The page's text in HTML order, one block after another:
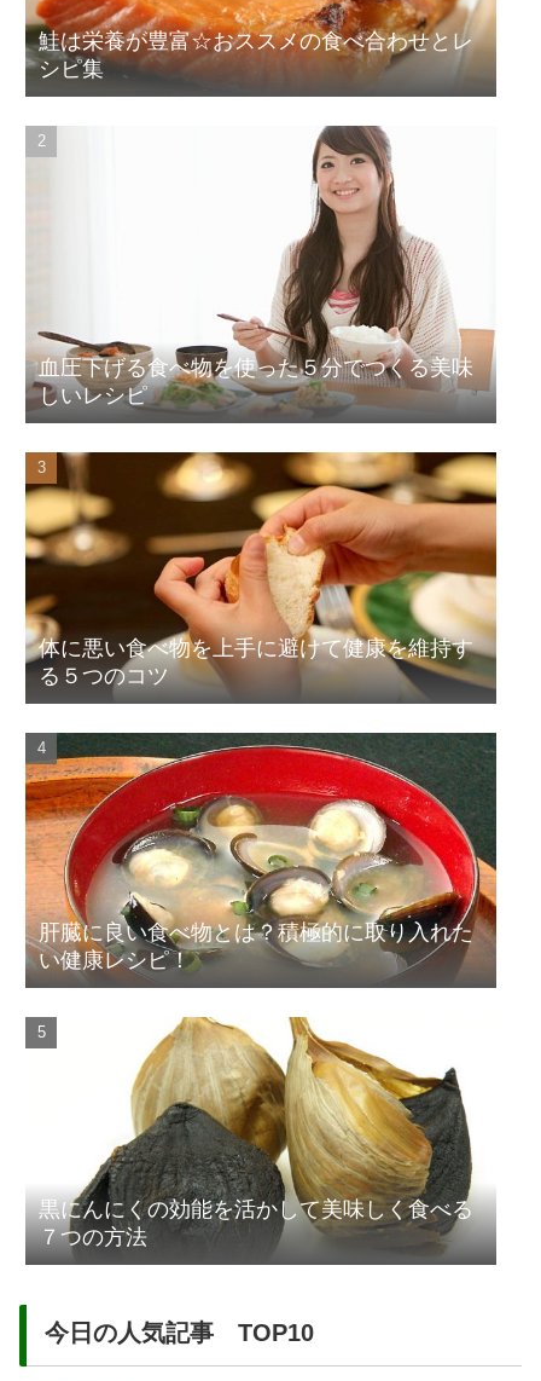
鮭は栄養が豊富☆おススメの食べ合わせとレ
シピ集
血圧下げる食べ物を使った５分でつくる美味
しいレシピ
体に悪い食べ物を上手に避けて健康を維持す
る５つのコツ
肝臓に良い食べ物とは？積極的に取り入れた
い健康レシピ！
黒にんにくの効能を活かして美味しく食べる
７つの方法
今日の人気記事 TOP10